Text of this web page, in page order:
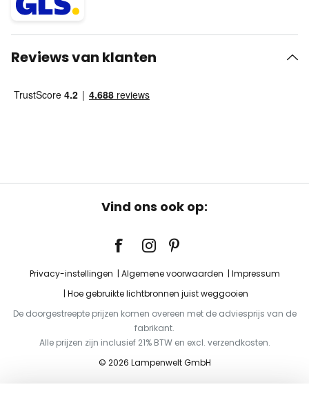
Reviews van klanten
Vind ons ook op:
Privacy-instellingen Algemene voorwaarden
Impressum
Hoe gebruikte lichtbronnen juist weggooien
De doorgestreepte prijzen komen overeen met de adviesprijs van de
fabrikant.
Alle prijzen zijn inclusief 21% BTW en excl. verzendkosten.
© 2026 Lampenwelt GmbH